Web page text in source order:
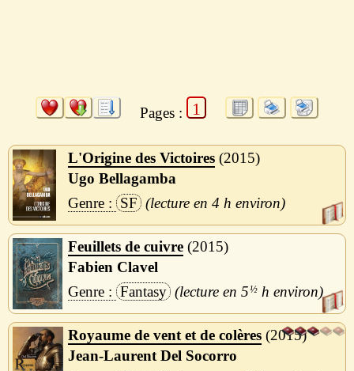
Pages : 1
L'Origine des Victoires 2015
Ugo Bellagamba
SF
4 h
Feuillets de cuivre 2015
Fabien Clavel
Fantasy
5½ h
Royaume de vent et de colères 2015
Jean-Laurent Del Socorro